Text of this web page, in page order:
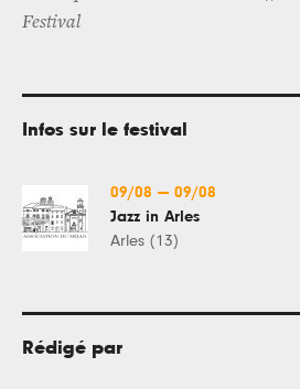
Festival
Infos sur le festival
09/08 — 09/08
Jazz in Arles
Arles (13)
Rédigé par